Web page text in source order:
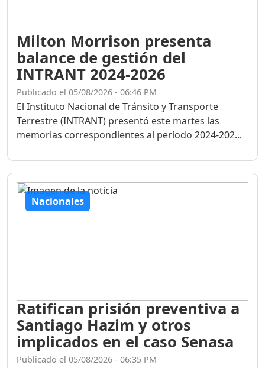
Milton Morrison presenta
balance de gestión del
INTRANT 2024-2026
Publicado el 05/08/2026 - 06:46 PM
El Instituto Nacional de Tránsito y Transporte
Terrestre (INTRANT) presentó este martes las
memorias correspondientes al período 2024-202...
Nacionales
Ratifican prisión preventiva a
Santiago Hazim y otros
implicados en el caso Senasa
Publicado el 05/08/2026 - 06:35 PM